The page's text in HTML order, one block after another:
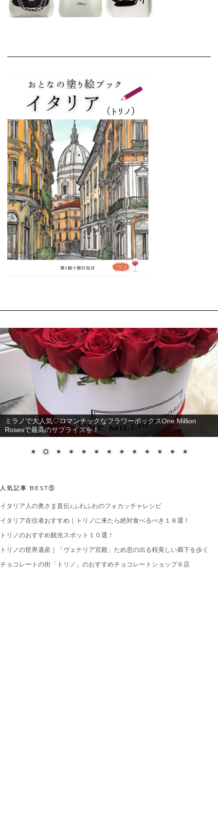
ミラノで大人気♡ロマンチックなフラワーボックスOne Million
Rosesで最高のサプライズを！
人気記事 BEST⑤
イタリア人の奥さま直伝♪ふわふわのフォカッチャレシピ
イタリア在住者おすすめ｜トリノに来たら絶対食べるべき１８選！
トリノのおすすめ観光スポット１０選！
トリノの世界遺産｜「ヴェナリア宮殿」ため息の出る程美しい廊下を歩く
チョコレートの街「トリノ」のおすすめチョコレートショップ６店